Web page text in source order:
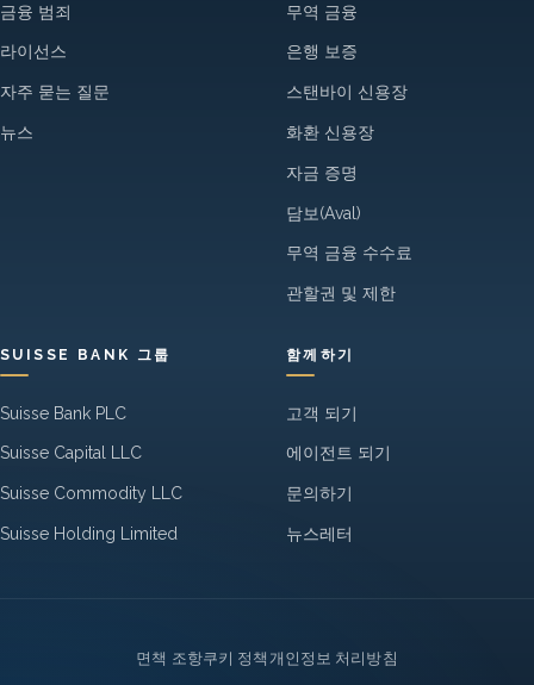
금융 범죄
라이선스
자주 묻는 질문
뉴스
무역 금융
은행 보증
스탠바이 신용장
화환 신용장
자금 증명
담보(Aval)
무역 금융 수수료
관할권 및 제한
SUISSE BANK 그룹
Suisse Bank PLC
Suisse Capital LLC
Suisse Commodity LLC
Suisse Holding Limited
함께하기
고객 되기
에이전트 되기
문의하기
뉴스레터
Legal
면책 조항쿠키 정책 개인정보 처리방침